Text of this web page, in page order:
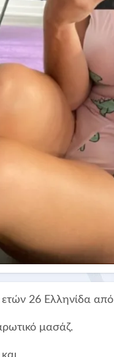
26 Ελληνίδα
μασάζ.